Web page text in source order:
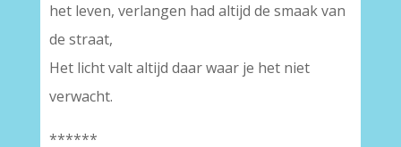
het leven, verlangen had altijd de smaak van
de straat,
Het licht valt altijd daar waar je het niet
verwacht.
******